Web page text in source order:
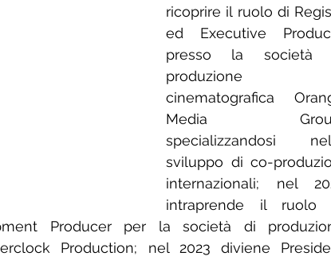
ricoprire il ruolo di
ed Executive
presso la società
produzione
cinematografica
Media
specializzandosi
sviluppo di co-
internazionali; nel
intraprende il ruolo
Producer per la società di
Production; nel 2023 diviene